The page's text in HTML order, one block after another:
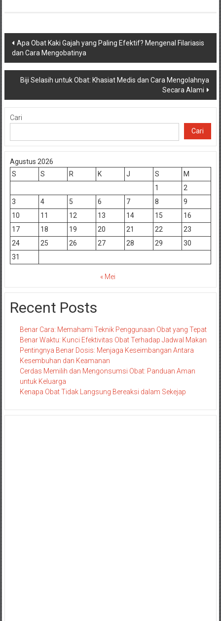
Navigasi
pos
Apa Obat Kaki Gajah yang Paling Efektif? Mengenal Filariasis
dan Cara Mengobatinya
Biji Selasih untuk Obat: Khasiat Medis dan Cara Mengolahnya
Secara Alami
Cari
Cari
Agustus 2026
S
S R K J S
M
1
2
3
4 5 6 7 8
9
10
11 12 13 14 15
16
17
18 19 20 21 22
23
24
25 26 27 28 29
30
31
« Mei
Recent Posts
Benar Cara: Memahami Teknik Penggunaan Obat yang Tepat
Benar Waktu: Kunci Efektivitas Obat Terhadap Jadwal Makan
Pentingnya Benar Dosis: Menjaga Keseimbangan Antara
Kesembuhan dan Keamanan
Cerdas Memilih dan Mengonsumsi Obat: Panduan Aman
untuk Keluarga
Kenapa Obat Tidak Langsung Bereaksi dalam Sekejap